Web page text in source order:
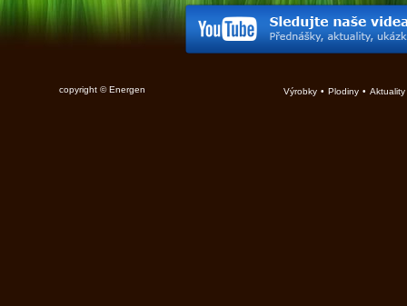
copyright © Energen Výrobky • Plodiny • Aktuality